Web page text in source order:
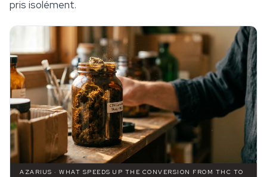
pris isolément.
AZARIUS · WHAT SPEEDS UP THE CONVERSION FROM THC TO